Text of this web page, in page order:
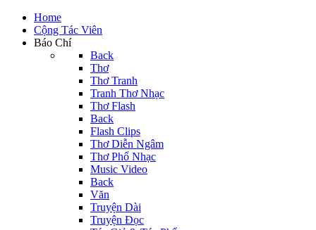
Home
Cộng Tác Viên
Báo Chí
Back
Thơ
Thơ Tranh
Tranh Thơ Nhạc
Thơ Flash
Back
Flash Clips
Thơ Diễn Ngâm
Thơ Phổ Nhạc
Music Video
Back
Văn
Truyện Dài
Truyện Đọc